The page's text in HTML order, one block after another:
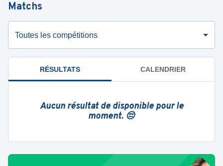
Matchs
Toutes les compétitions
RÉSULTATS CALENDRIER
Aucun résultat de disponible pour le
moment. 😔